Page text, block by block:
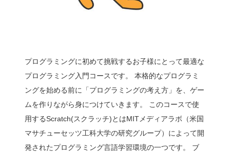
プログラミングに初めて挑戦するお子様にとって最適な
プログラミング入門コースです。 本格的なプログラミ
ングを始める前に「プログラミングの考え方」を、ゲー
ムを作りながら身につけていきます。 このコースで使
用するScratch(スクラッチ)とはMITメディアラボ（米国
マサチューセッツ工科大学の研究グループ）によって開
発されたプログラミング言語学習環境の一つです。 ブ